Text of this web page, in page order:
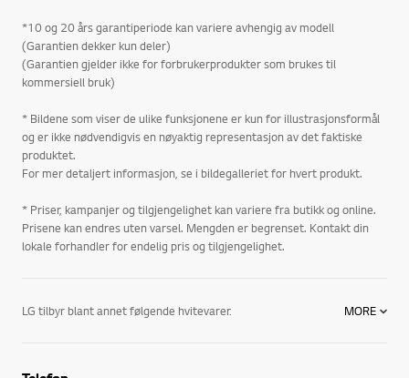
*10 og 20 års garantiperiode kan variere avhengig av modell
(Garantien dekker kun deler)
(Garantien gjelder ikke for forbrukerprodukter som brukes til
kommersiell bruk)
* Bildene som viser de ulike funksjonene er kun for illustrasjonsformål
og er ikke nødvendigvis en nøyaktig representasjon av det faktiske
produktet.
For mer detaljert informasjon, se i bildegalleriet for hvert produkt.
* Priser, kampanjer og tilgjengelighet kan variere fra butikk og online.
Prisene kan endres uten varsel. Mengden er begrenset. Kontakt din
lokale forhandler for endelig pris og tilgjengelighet.
LG tilbyr blant annet følgende hvitevarer: MORE